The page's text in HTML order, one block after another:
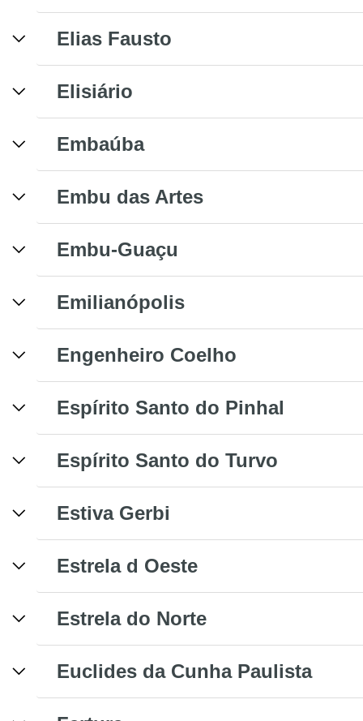
Elias Fausto
Elisiário
Embaúba
Embu das Artes
Embu-Guaçu
Emilianópolis
Engenheiro Coelho
Espírito Santo do Pinhal
Espírito Santo do Turvo
Estiva Gerbi
Estrela d Oeste
Estrela do Norte
Euclides da Cunha Paulista